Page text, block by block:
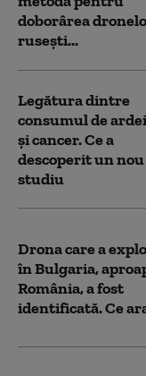
doborârea
rusești...
Legătura dintre
consumul de
și cancer. Ce a
descoperit un nou
studiu
Drona care a
în Bulgaria,
România, a fost
identificată. Ce